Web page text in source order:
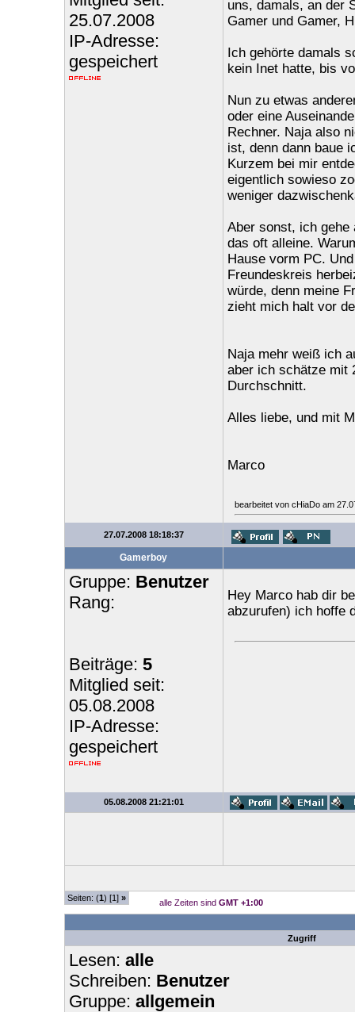
25.07.2008
IP-Adresse:
gespeichert
uns, damals, an der
Gamer und Gamer,
Ich gehörte damals
kein Inet hatte, bis
Nun zu etwas
oder eine
Rechner. Naja also
ist, denn dann baue
Kurzem bei mir
eigentlich sowieso
weniger
Aber sonst, ich gehe
das oft alleine.
Hause vorm PC.
Freundeskreis
würde, denn meine
zieht mich halt vor
Naja mehr weiß ich
aber ich schätze mit
Durchschnitt.
Alles liebe, und mit
Marco
bearbeitet von cHiaDo am
27.07.2008 18:18:37
Gamerboy
Gruppe: Benutzer
Rang:
Beiträge: 5
Mitglied seit:
05.08.2008
IP-Adresse:
gespeichert
Hey Marco hab dir
abzurufen) ich hoffe
05.08.2008 21:21:01
Seiten: (1) [1] » alle Zeiten sind GMT +1:00
Zugriff
Lesen: alle
Schreiben: Benutzer
Gruppe: allgemein